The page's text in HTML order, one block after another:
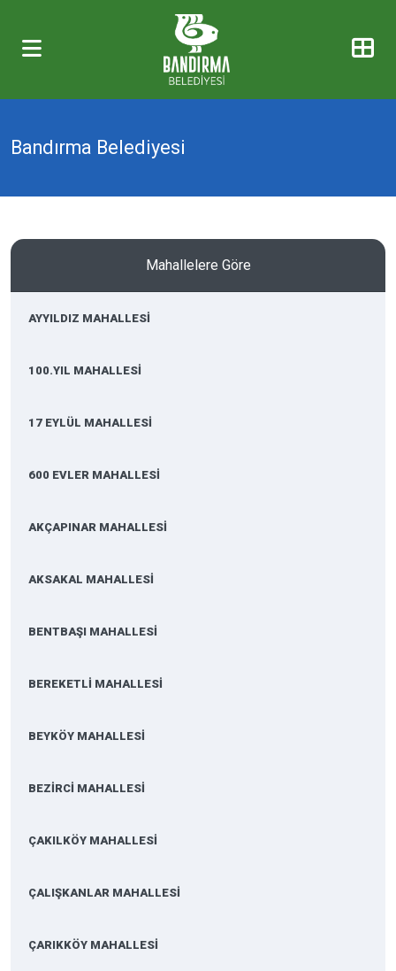
Bandırma Belediyesi
Mahallelere Göre
AYYILDIZ MAHALLESİ
100.YIL MAHALLESİ
17 EYLÜL MAHALLESİ
600 EVLER MAHALLESİ
AKÇAPINAR MAHALLESİ
AKSAKAL MAHALLESİ
BENTBAŞI MAHALLESİ
BEREKETLİ MAHALLESİ
BEYKÖY MAHALLESİ
BEZİRCİ MAHALLESİ
ÇAKILKÖY MAHALLESİ
ÇALIŞKANLAR MAHALLESİ
ÇARIKKÖY MAHALLESİ